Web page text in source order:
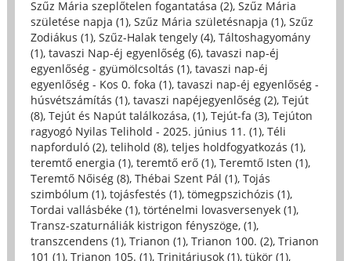
Szűz Mária szeplőtelen fogantatása (2), Szűz Mária
születése napja (1), Szűz Mária születésnapja (1), Szűz
Zodiákus (1), Szűz-Halak tengely (4), Táltoshagyomány
(1), tavaszi Nap-éj egyenlőség (6), tavaszi nap-éj
egyenlőség - gyümölcsoltás (1), tavaszi nap-éj
egyenlőség - Kos 0. foka (1), tavaszi nap-éj egyenlőség -
húsvétszámítás (1), tavaszi napéjegyenlőség (2), Tejút
(8), Tejút és Napút találkozása, (1), Tejút-fa (3), Tejúton
ragyogó Nyilas Telihold - 2025. június 11. (1), Téli
napforduló (2), telihold (8), teljes holdfogyatkozás (1),
teremtő energia (1), teremtő erő (1), Teremtő Isten (1),
Teremtő Nőiség (8), Thébai Szent Pál (1), Tojás
szimbólum (1), tojásfestés (1), tömegpszichózis (1),
Tordai vallásbéke (1), történelmi lovasversenyek (1),
Transz-szaturnáliák kistrigon fényszöge, (1),
transzcendens (1), Trianon (1), Trianon 100. (2), Trianon
101 (1), Trianon 105. (1), Trinitáriusok (1), tükör (1),